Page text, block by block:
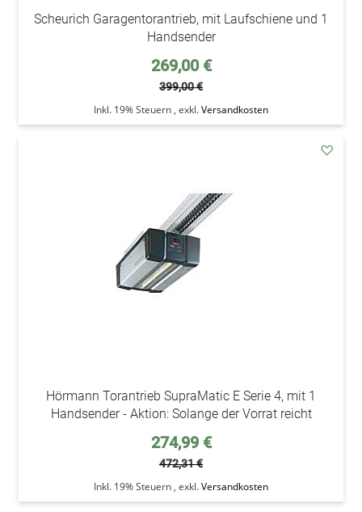
Scheurich Garagentorantrieb, mit Laufschiene und 1
Handsender
Sonderpreis
269,00 €
399,00 €
Inkl. 19% Steuern , exkl.Versandkosten
Hörmann Torantrieb SupraMatic E Serie 4, mit 1
Handsender - Aktion: Solange der Vorrat reicht
Sonderpreis
274,99 €
472,31 €
Inkl. 19% Steuern , exkl.Versandkosten